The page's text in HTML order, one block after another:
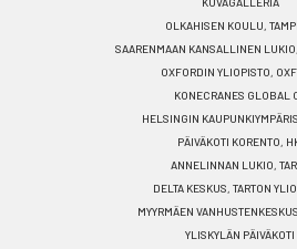
OLKAHISEN KOULU,
SAARENMAAN KANSALLINEN
OXFORDIN YLIOPISTO,
KONECRANES GLOBAL
HELSINGIN
PÄIVÄKOTI KORENTO,
ANNELINNAN LUKIO,
DELTA KESKUS, TARTON
MYYRMÄEN
YLISKYLÄN PÄIVÄKOTI